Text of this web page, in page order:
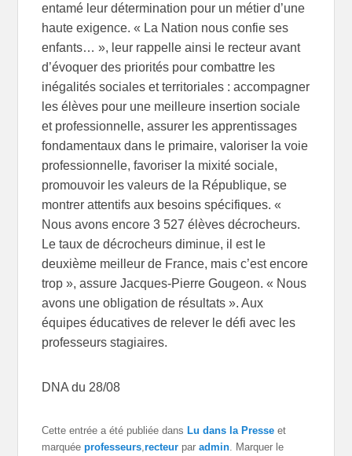
entamé leur détermination pour un métier d’une
haute exigence. « La Nation nous confie ses
enfants… », leur rappelle ainsi le recteur avant
d’évoquer des priorités pour combattre les
inégalités sociales et territoriales : accompagner
les élèves pour une meilleure insertion sociale
et professionnelle, assurer les apprentissages
fondamentaux dans le primaire, valoriser la voie
professionnelle, favoriser la mixité sociale,
promouvoir les valeurs de la République, se
montrer attentifs aux besoins spécifiques. «
Nous avons encore 3 527 élèves décrocheurs.
Le taux de décrocheurs diminue, il est le
deuxième meilleur de France, mais c’est encore
trop », assure Jacques-Pierre Gougeon. « Nous
avons une obligation de résultats ». Aux
équipes éducatives de relever le défi avec les
professeurs stagiaires.
DNA du 28/08
Cette entrée a été publiée dansLu dans la Presse et
marquéeprofesseurs ,recteur paradmin . Marquer le